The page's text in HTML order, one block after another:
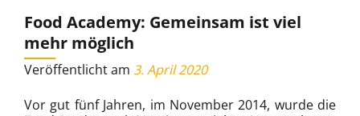
Food Academy: Gemeinsam ist viel
mehr möglich
Veröffentlicht am 3. April 2020
Vor gut fünf Jahren, im November 2014, wurde die